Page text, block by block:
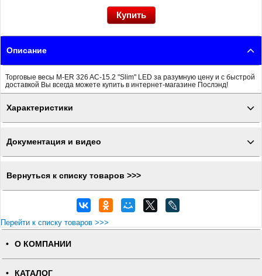
Описание
Торговые весы M-ER 326 AC-15.2 "Slim" LED за разумную цену и с быстрой
доставкой Вы всегда можете купить в интернет-магазине Послэнд!
Характеристики
Документация и видео
Вернуться к списку товаров >>>
Перейти к списку товаров >>>
О КОМПАНИИ
КАТАЛОГ